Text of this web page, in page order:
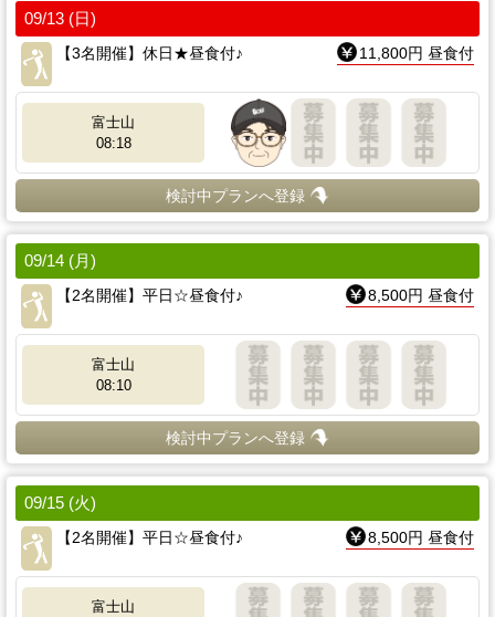
09/13 (日)
【3名開催】休日★昼食付♪
11,800円 昼食付
富士山
08:18
検討中プランへ登録
09/14 (月)
【2名開催】平日☆昼食付♪
8,500円 昼食付
富士山
08:10
検討中プランへ登録
09/15 (火)
【2名開催】平日☆昼食付♪
8,500円 昼食付
富士山